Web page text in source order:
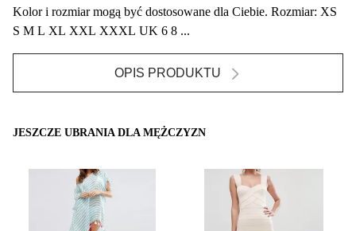
Kolor i rozmiar mogą być dostosowane dla Ciebie. Rozmiar: XS
S M L XL XXL XXXL UK 6 8 ...
OPIS PRODUKTU
JESZCZE UBRANIA DLA MĘŻCZYZN